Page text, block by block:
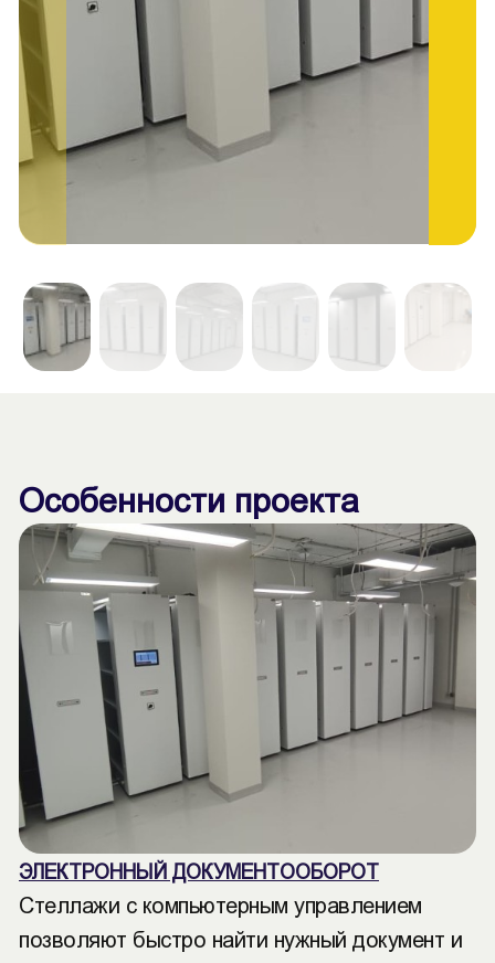
Особенности проекта
ЭЛЕКТРОННЫЙ ДОКУМЕНТООБОРОТ
Стеллажи с компьютерным управлением
позволяют быстро найти нужный документ и